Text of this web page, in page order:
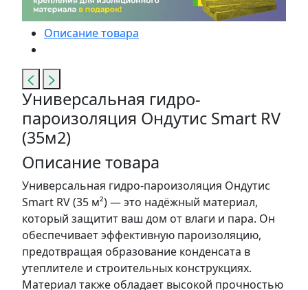
Описание товара
Универсальная гидро-
пароизоляция Ондутис Smart RV
(35м2)
Описание товара
Универсальная гидро-пароизоляция Ондутис
Smart RV (35 м²) — это надёжный материал,
который защитит ваш дом от влаги и пара. Он
обеспечивает эффективную пароизоляцию,
предотвращая образование конденсата в
утеплителе и строительных конструкциях.
Материал также обладает высокой прочностью